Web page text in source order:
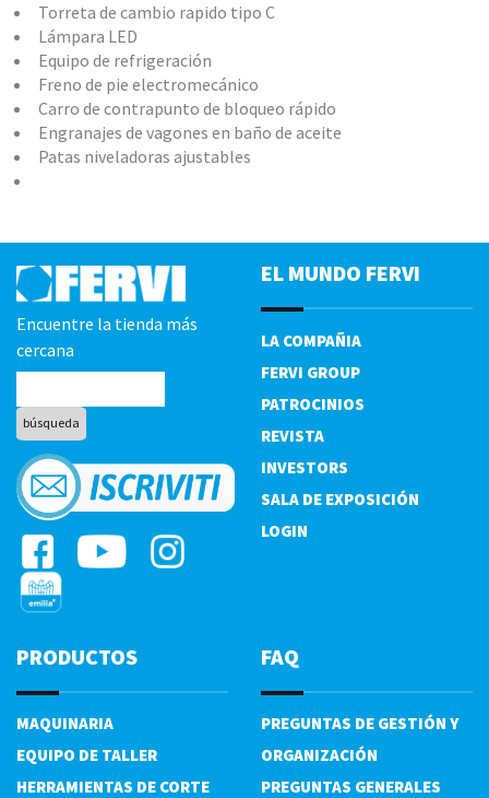
Torreta de cambio rapido tipo C
Lámpara LED
Equipo de refrigeración
Freno de pie electromecánico
Carro de contrapunto de bloqueo rápido
Engranajes de vagones en baño de aceite
Patas niveladoras ajustables
Encuentre la tienda más
cercana
EL MUNDO FERVI
LA COMPAÑIA
FERVI GROUP
PATROCINIOS
REVISTA
INVESTORS
SALA DE EXPOSICIÓN
LOGIN
PRODUCTOS
MAQUINARIA
EQUIPO DE TALLER
HERRAMIENTAS DE CORTE
FAQ
PREGUNTAS DE GESTIÓN Y
ORGANIZACIÓN
PREGUNTAS GENERALES